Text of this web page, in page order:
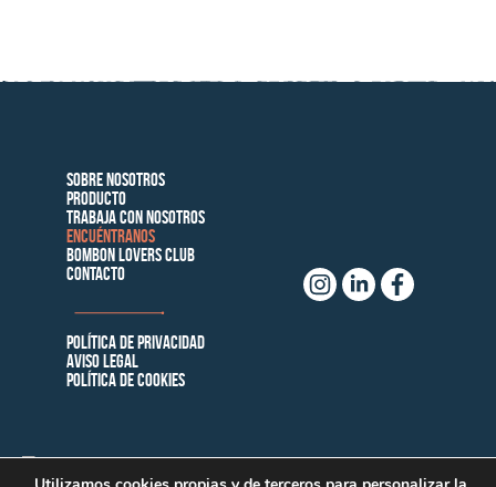
Sobre nosotros
Producto
Trabaja con Nosotros
Encuéntranos
Bombon Lovers Club
Contacto
Política de privacidad
AVISO LEGAL
Política de cookies